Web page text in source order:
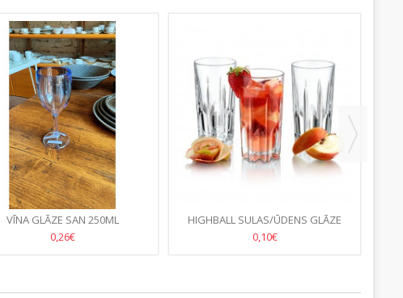
VĪNA GLĀZE SAN 250ML
CAURSP.45.GB/90.GB/KASTE
0,26€
HIGHBALL SULAS/ŪDENS GLĀZE
EXCALIBUR 330ML-(28.GB/KASTE)
0,10€